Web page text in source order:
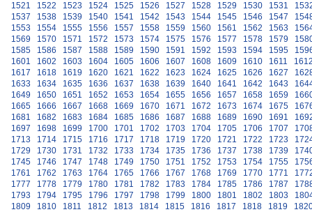
1521
1522 1523 1524 1525 1526 1527 1528 1529 1530 1531
1537
1538 1539 1540 1541 1542 1543 1544 1545 1546 1547
1553
1554 1555 1556 1557 1558 1559 1560 1561 1562 1563
1569
1570 1571 1572 1573 1574 1575 1576 1577 1578 1579
1585
1586 1587 1588 1589 1590 1591 1592 1593 1594 1595
1601
1602 1603 1604 1605 1606 1607 1608 1609 1610 1611
1617
1618 1619 1620 1621 1622 1623 1624 1625 1626 1627
1633
1634 1635 1636 1637 1638 1639 1640 1641 1642 1643
1649
1650 1651 1652 1653 1654 1655 1656 1657 1658 1659
1665
1666 1667 1668 1669 1670 1671 1672 1673 1674 1675
1681
1682 1683 1684 1685 1686 1687 1688 1689 1690 1691
1697
1698 1699 1700 1701 1702 1703 1704 1705 1706 1707
1713
1714 1715 1716 1717 1718 1719 1720 1721 1722 1723
1729
1730 1731 1732 1733 1734 1735 1736 1737 1738 1739
1745
1746 1747 1748 1749 1750 1751 1752 1753 1754 1755
1761
1762 1763 1764 1765 1766 1767 1768 1769 1770 1771
1777
1778 1779 1780 1781 1782 1783 1784 1785 1786 1787
1793
1794 1795 1796 1797 1798 1799 1800 1801 1802 1803
1809
1810 1811 1812 1813 1814 1815 1816 1817 1818 1819